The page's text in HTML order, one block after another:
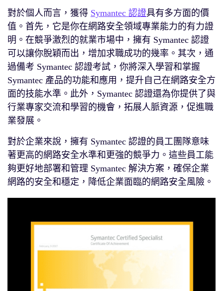
對於個人而言，獲得 Symantec 認證具有多方面的價
值。首先，它是你在網路安全領域專業能力的有力證
明。在競爭激烈的就業市場中，擁有 Symantec 認證
可以讓你脫穎而出，增加求職成功的幾率。其次，通
過備考 Symantec 認證考試，你將深入學習和掌握
Symantec 產品的功能和應用，提升自己在網路安全方
面的技能水準。此外，Symantec 認證還為你提供了與
行業專家交流和學習的機會，拓展人脈資源，促進職
業發展。
對於企業來說，擁有 Symantec 認證的員工團隊意味
著更高的網路安全水準和更強的競爭力。這些員工能
夠更好地部署和管理 Symantec 解決方案，確保企業
網路的安全和穩定，降低企業面臨的網路安全風險。